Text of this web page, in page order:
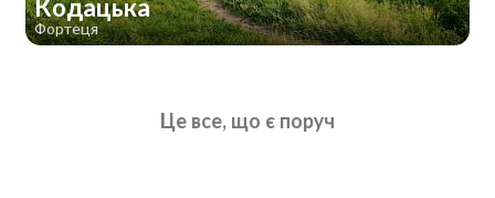
Кодацька
Фортеця
Це все, що є поруч